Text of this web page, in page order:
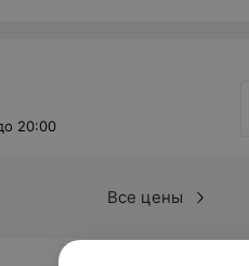
20:00
Все цены